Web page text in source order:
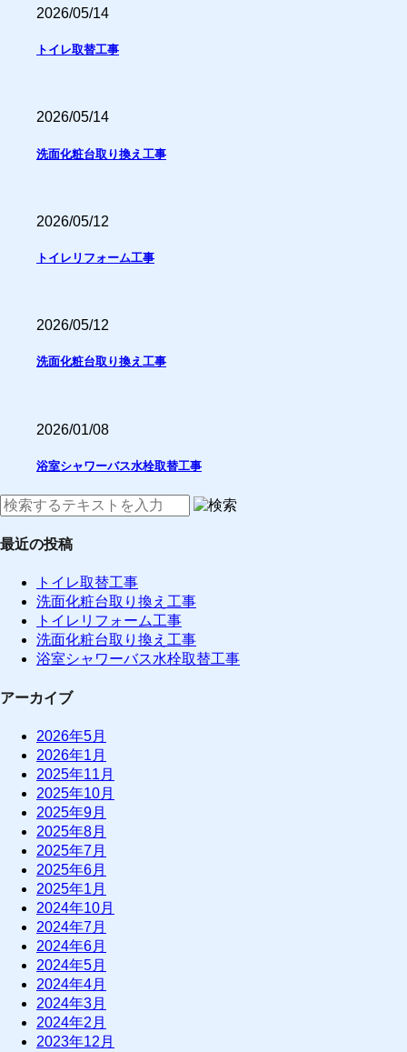
2026/05/14
トイレ取替工事
2026/05/14
洗面化粧台取り換え工事
2026/05/12
トイレリフォーム工事
2026/05/12
洗面化粧台取り換え工事
2026/01/08
浴室シャワーバス水栓取替工事
最近の投稿
トイレ取替工事
洗面化粧台取り換え工事
トイレリフォーム工事
洗面化粧台取り換え工事
浴室シャワーバス水栓取替工事
アーカイブ
2026年5月
2026年1月
2025年11月
2025年10月
2025年9月
2025年8月
2025年7月
2025年6月
2025年1月
2024年10月
2024年7月
2024年6月
2024年5月
2024年4月
2024年3月
2024年2月
2023年12月